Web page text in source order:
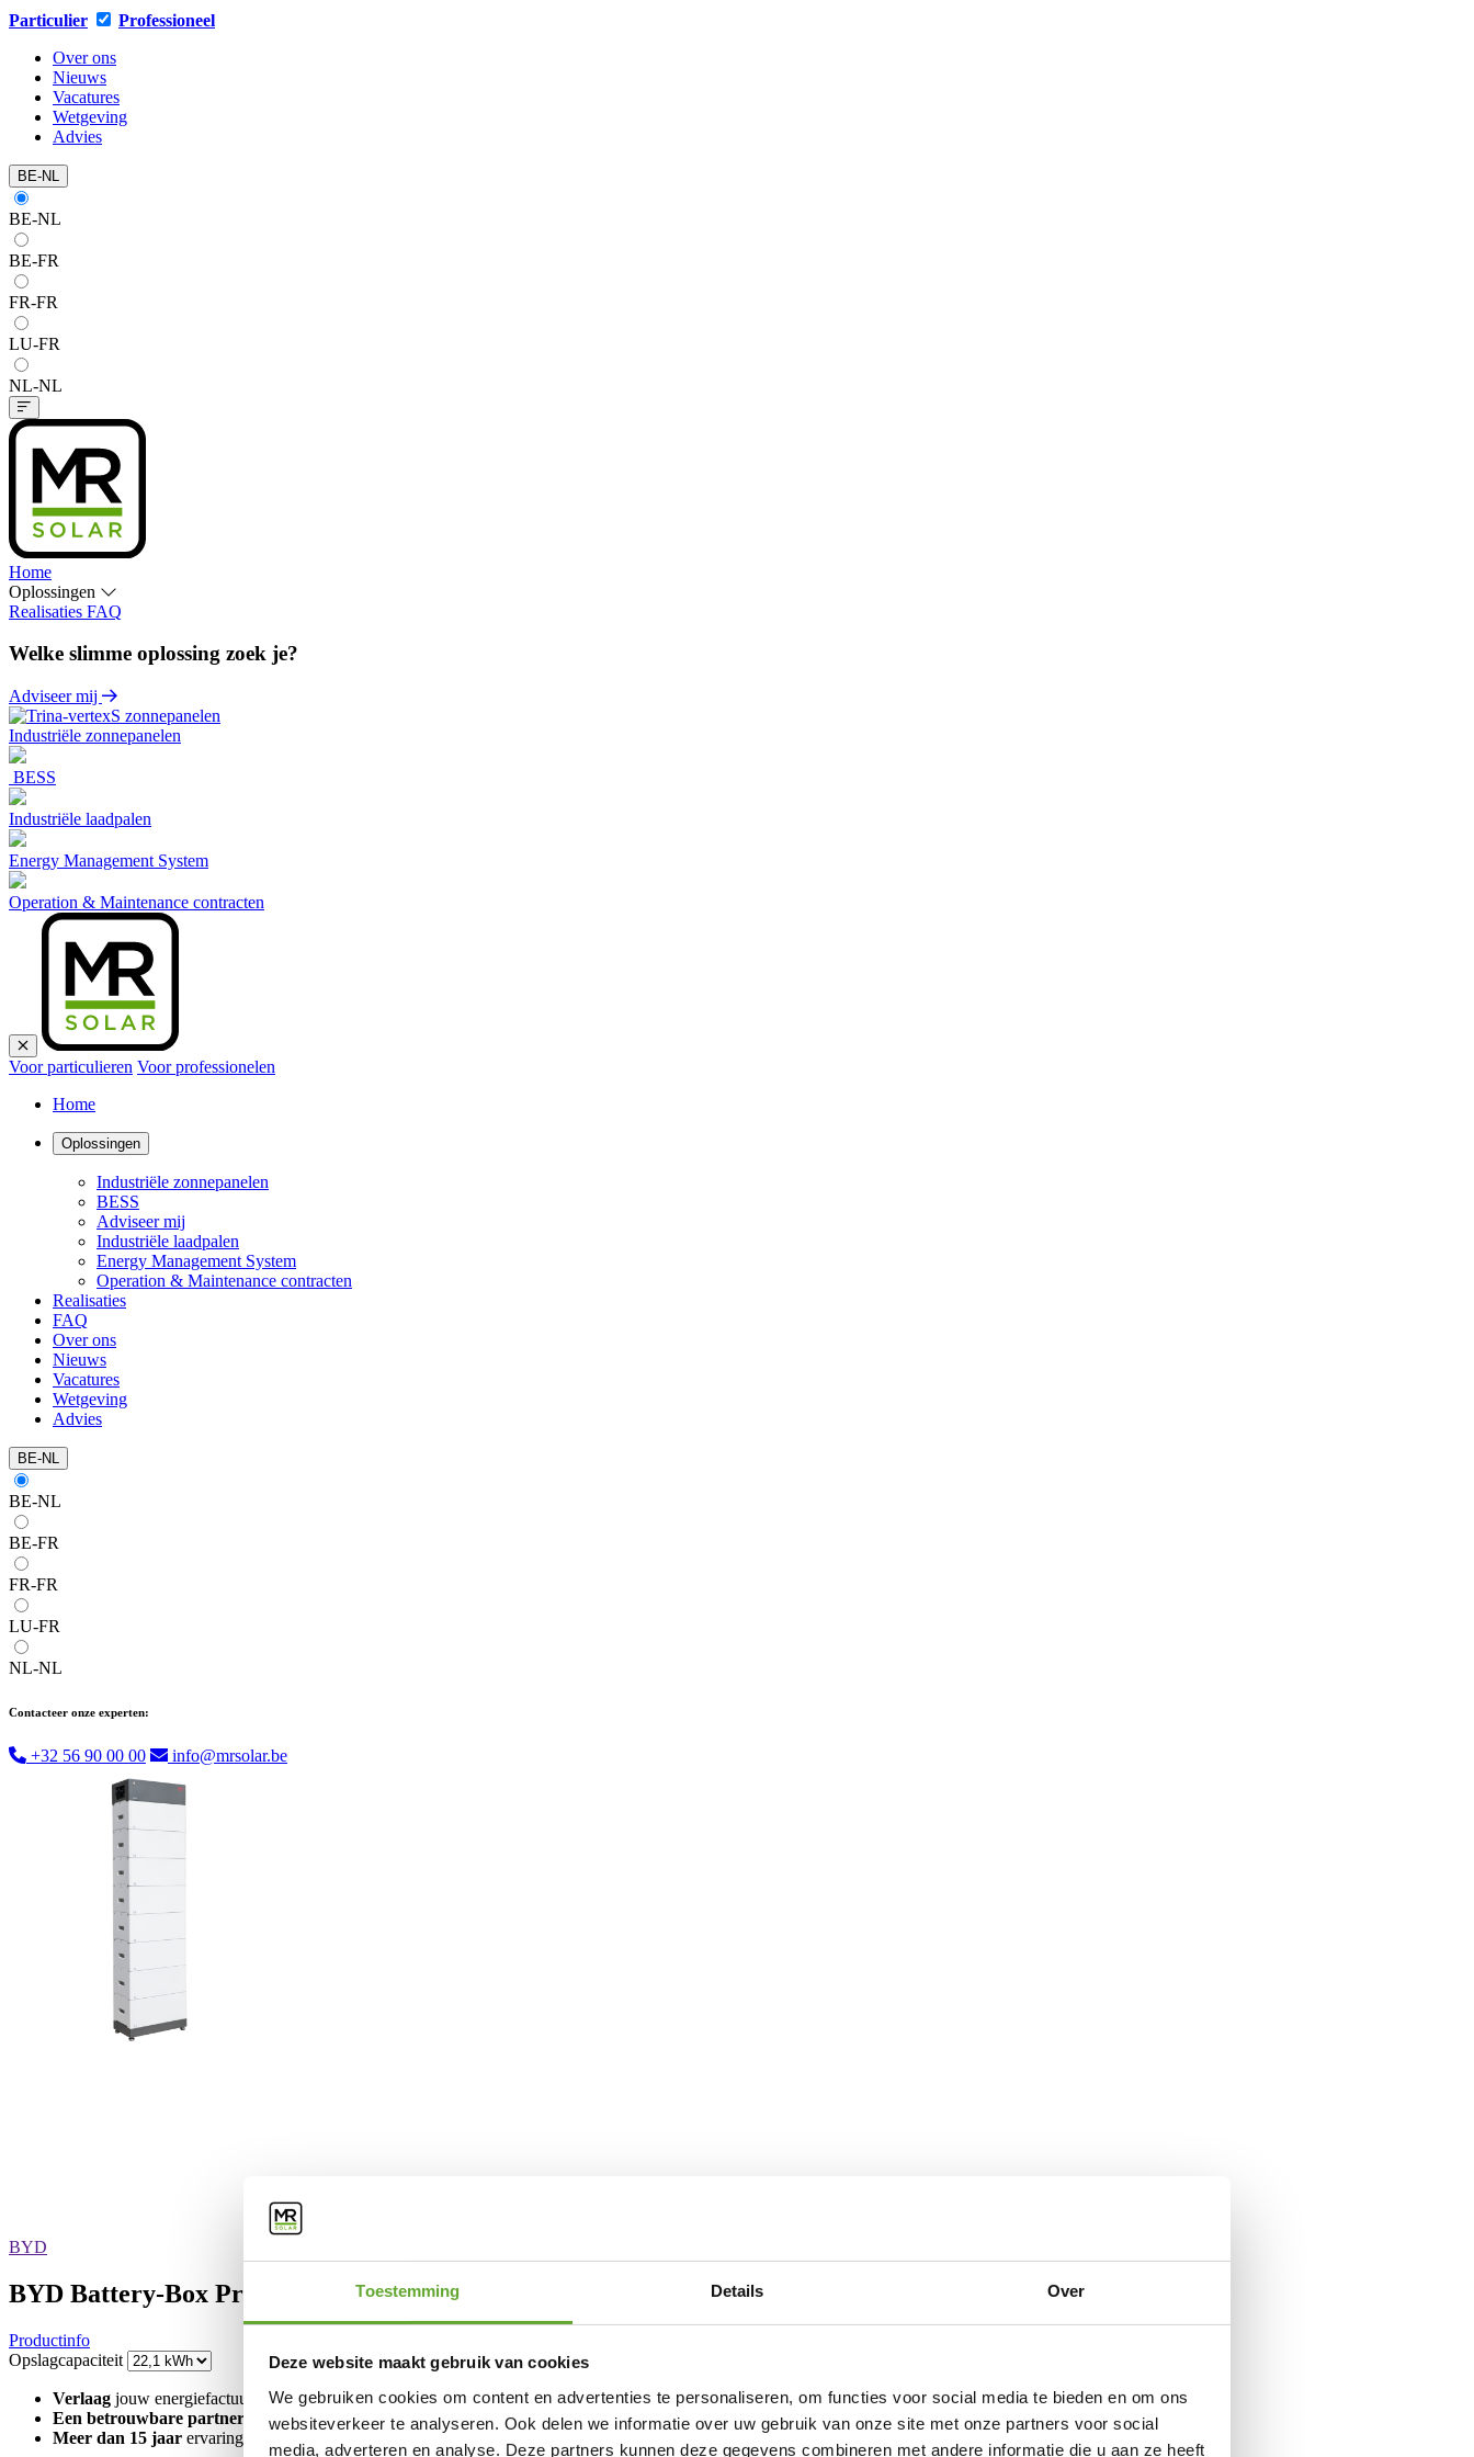
Toestemming Details Over
Deze website maakt gebruik van cookies
We gebruiken cookies om content en advertenties te personaliseren, om functies voor social media te bieden en om ons
websiteverkeer te analyseren. Ook delen we informatie over uw gebruik van onze site met onze partners voor social
media, adverteren en analyse. Deze partners kunnen deze gegevens combineren met andere informatie die u aan ze heeft
Particulier
Professioneel
Over ons
Nieuws
Vacatures
Wetgeving
Advies
BE-NL
BE-NL
BE-FR
FR-FR
LU-FR
NL-NL
Home
Oplossingen
Realisaties FAQ
Welke slimme oplossing zoek je?
Adviseer mij
Industriële zonnepanelen
BESS
Industriële laadpalen
Energy Management System
Operation & Maintenance contracten
Voor particulieren Voor professionelen
Home
Oplossingen
Industriële zonnepanelen
BESS
Adviseer mij
Industriële laadpalen
Energy Management System
Operation & Maintenance contracten
Realisaties
FAQ
Over ons
Nieuws
Vacatures
Wetgeving
Advies
BE-NL
BE-NL
BE-FR
FR-FR
LU-FR
NL-NL
Contacteer onze experten:
+32 56 90 00 00 info@mrsolar.be
BYD
BYD Battery-Box Premium HVM 22.1
Productinfo
Opslagcapaciteit
Verlaag jouw energiefactuur
Een betrouwbare partner voor de lange termijn
Meer dan 15 jaar ervaring en kennis